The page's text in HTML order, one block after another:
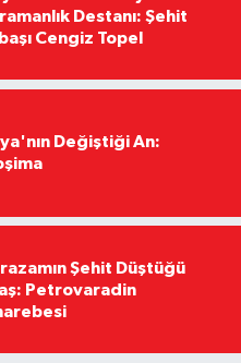
Destanı: Şehit
Cengiz Topel
Değiştiği An:
Şehit Düştüğü
Petrovaradin